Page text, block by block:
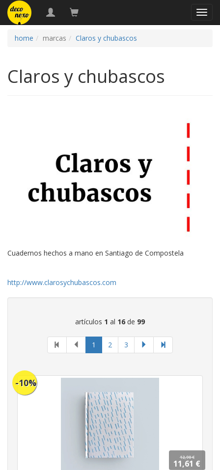
home marcas Claros y chubascos
Claros y chubascos
Cuadernos hechos a mano en Santiago de Compostela
http://www.clarosychubascos.com
artículos 1 al 16 de 99
1
página
actual
2 3
-10%
12,90 €
11,61 €